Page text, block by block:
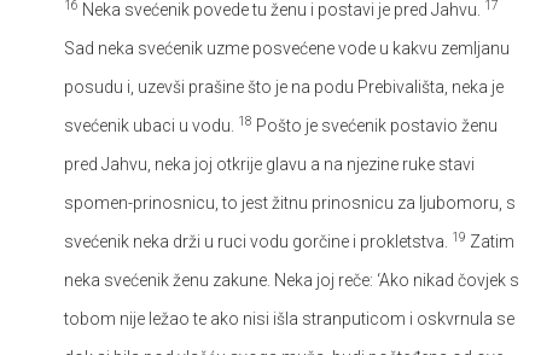
16 Neka svećenik povede tu ženu i postavi je pred Jahvu. 17
Sad neka svećenik uzme posvećene vode u kakvu zemljanu
posudu i, uzevši prašine što je na podu Prebivališta, neka je
svećenik ubaci u vodu.
18 Pošto je svećenik postavio ženu
pred Jahvu, neka joj otkrije glavu a na njezine ruke stavi
spomen-prinosnicu, to jest žitnu prinosnicu za ljubomoru, s
svećenik neka drži u ruci vodu gorčine i prokletstva.
19 Zatim
neka svećenik ženu zakune. Neka joj reče: ‘Ako nikad čovjek s
tobom nije ležao te ako nisi išla stranputicom i oskvrnula se